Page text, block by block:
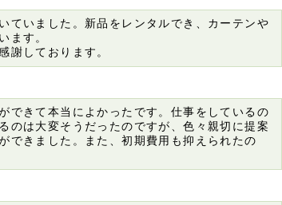
ていました。新品をレンタルでき、カーテンや
ます。
謝しております。
できて本当によかったです。仕事をしているの
のは大変そうだったのですが、色々親切に提案
できました。また、初期費用も抑えられたの